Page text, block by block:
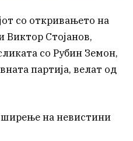
со откривањето на
Виктор Стојанов,
со Рубин Земон,
партија, велат од
ширење на невистини